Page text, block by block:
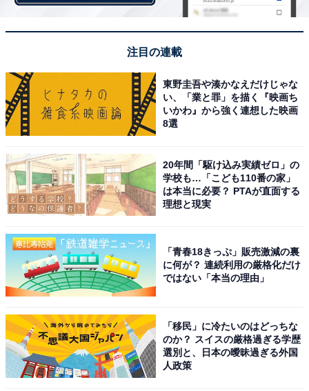
ほとんどが発熱や倦怠感などのよくある症状。何となく
悪性リンパ腫とわかるケースも少なくないという。
悪性リンパ腫の治療法は
狭間氏によると、通常の悪性腫瘍は、手術・抗がん剤・
注目の連載
東野圭吾や湊かなえだけじゃな
い、「業と罪」を描く『映画ち
いかわ』から強く連想した映画
8選
20年間「駆け込み実績ゼロ」の
学校も…「こども110番の家」
は本当に必要？ PTAが直面する
理想と現実
「青春18きっぷ」販売激減の裏
に何が？ 連続利用の厳格化だけ
ではない「本当の理由」
「移民」に冷たいのはどっちな
のか？ スイスの厳格過ぎる学歴
選別と、日本の曖昧過ぎる外国
人政策